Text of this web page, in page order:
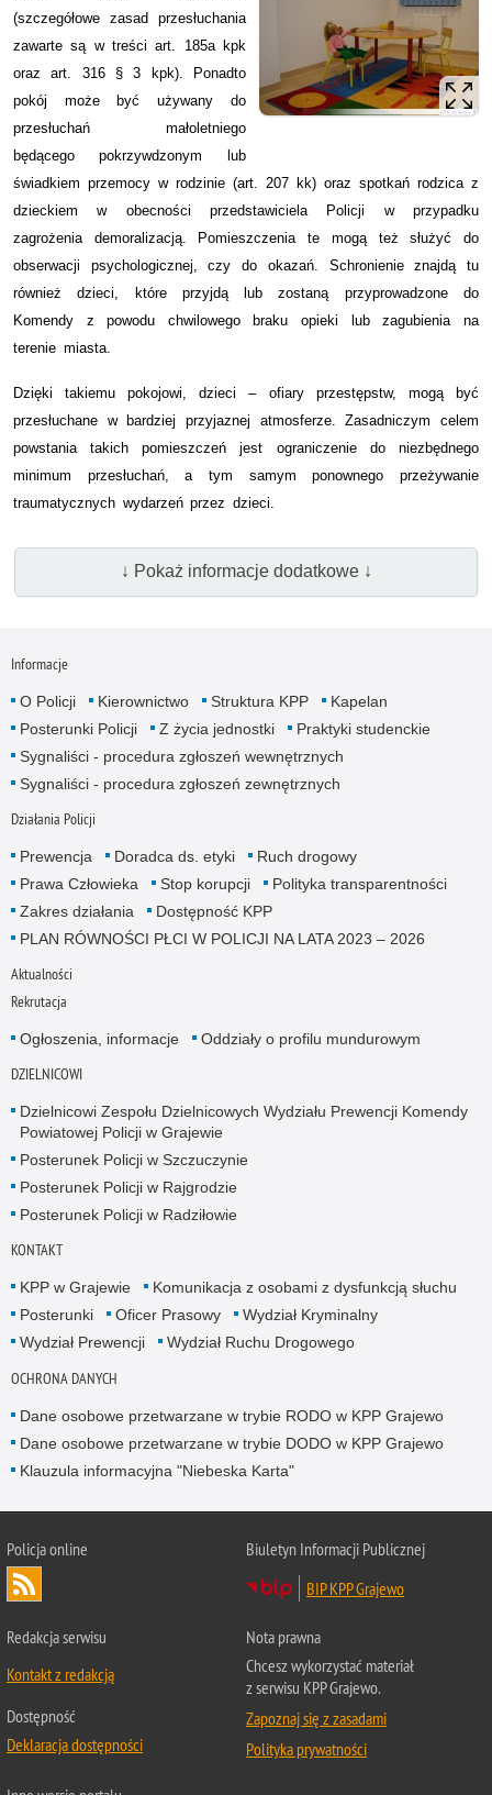
(szczegółowe zasad przesłuchania
zawarte są w treści art. 185a kpk
oraz art. 316 § 3 kpk). Ponadto
pokój może być używany do
przesłuchań małoletniego
będącego pokrzywdzonym lub
świadkiem przemocy w rodzinie (art. 207 kk) oraz spotkań rodzica z
dzieckiem w obecności przedstawiciela Policji w przypadku
zagrożenia demoralizacją. Pomieszczenia te mogą też służyć do
obserwacji psychologicznej, czy do okazań. Schronienie znajdą tu
również dzieci, które przyjdą lub zostaną przyprowadzone do
Komendy z powodu chwilowego braku opieki lub zagubienia na
terenie miasta.
Dzięki takiemu pokojowi, dzieci – ofiary przestępstw, mogą być
przesłuchane w bardziej przyjaznej atmosferze. Zasadniczym celem
powstania takich pomieszczeń jest ograniczenie do niezbędnego
minimum przesłuchań, a tym samym ponownego przeżywanie
traumatycznych wydarzeń przez dzieci.
↓ Pokaż informacje dodatkowe ↓
Informacje
O Policji Kierownictwo Struktura KPP
Kapelan
Posterunki Policji
Z życia jednostki
Praktyki studenckie
Sygnaliści - procedura zgłoszeń wewnętrznych
Sygnaliści - procedura zgłoszeń zewnętrznych
Działania Policji
Prewencja Doradca ds. etyki
Ruch drogowy
Prawa Człowieka
Stop korupcji
Polityka transparentności
Zakres działania
Dostępność KPP
PLAN RÓWNOŚCI PŁCI W POLICJI NA LATA 2023 – 2026
Aktualności
Rekrutacja
Ogłoszenia, informacje Oddziały o profilu mundurowym
DZIELNICOWI
Dzielnicowi Zespołu Dzielnicowych Wydziału Prewencji Komendy
Powiatowej Policji w Grajewie
Posterunek Policji w Szczuczynie
Posterunek Policji w Rajgrodzie
Posterunek Policji w Radziłowie
KONTAKT
KPP w Grajewie
Komunikacja z osobami z dysfunkcją słuchu
Posterunki
Oficer Prasowy
Wydział Kryminalny
Wydział Prewencji
Wydział Ruchu Drogowego
OCHRONA DANYCH
Dane osobowe przetwarzane w trybie RODO w KPP Grajewo
Dane osobowe przetwarzane w trybie DODO w KPP Grajewo
Klauzula informacyjna "Niebeska Karta"
Policja online
Biuletyn Informacji Publicznej
BIP KPP Grajewo
Redakcja serwisu
Kontakt z redakcją
Dostępność
Deklaracja dostępności
Nota prawna
Chcesz wykorzystać materiał
z serwisu KPP Grajewo.
Zapoznaj się z zasadami
Polityka prywatności